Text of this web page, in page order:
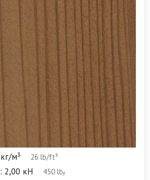
м³ 26 lb/ft³
: 2,00 кН 450 lbf